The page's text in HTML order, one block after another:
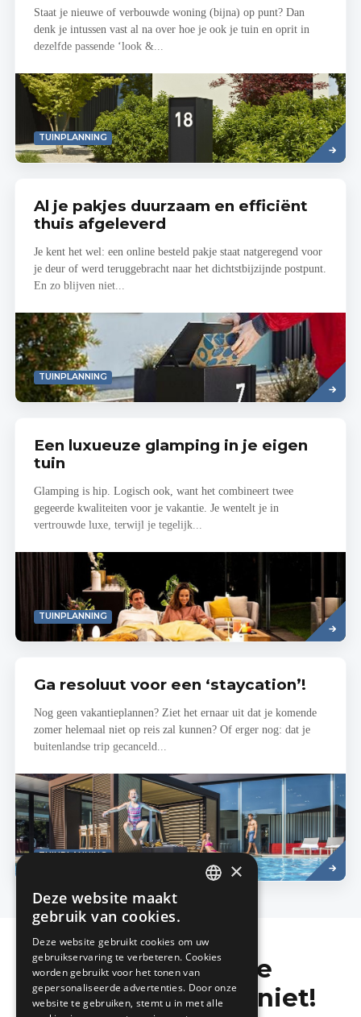
Staat je nieuwe of verbouwde woning (bijna) op punt? Dan
denk je intussen vast al na over hoe je ook je tuin en oprit in
dezelfde passende ‘look &...
TUINPLANNING
Read
more
Al je pakjes duurzaam en efficiënt
thuis afgeleverd
Je kent het wel: een online besteld pakje staat natgeregend voor
je deur of werd teruggebracht naar het dichtstbijzijnde postpunt.
En zo blijven niet...
TUINPLANNING
Read
more
Een luxueuze glamping in je eigen
tuin
Glamping is hip. Logisch ook, want het combineert twee
gegeerde kwaliteiten voor je vakantie. Je wentelt je in
vertrouwde luxe, terwijl je tegelijk...
TUINPLANNING
Read
more
Ga resoluut voor een ‘staycation’!
Nog geen vakantieplannen? Ziet het ernaar uit dat je komende
zomer helemaal niet op reis zal kunnen? Of erger nog: dat je
buitenlandse trip gecanceld...
TUINPLANNING
Lees
meer
Mis de laatste
bouwnieuwtjes niet!
×
Deze website maakt
gebruik van cookies.
Deze website gebruikt cookies om uw
gebruikservaring te verbeteren. Cookies
worden gebruikt voor het tonen van
gepersonaliseerde advertenties. Door onze
website te gebruiken, stemt u in met alle